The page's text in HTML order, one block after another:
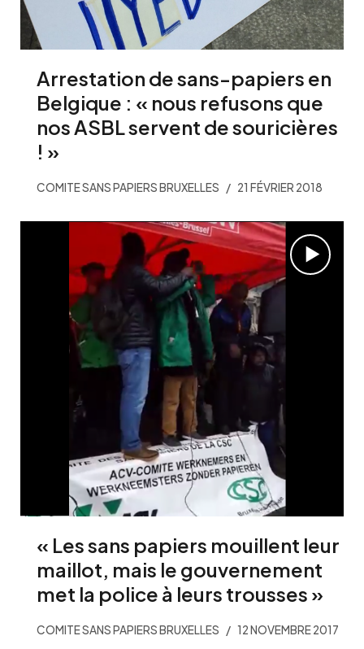
Arrestation de sans-papiers en
Belgique : « nous refusons que
nos ASBL servent de souricières
! »
COMITE SANS PAPIERS BRUXELLES 21 FÉVRIER 2018
« Les sans papiers mouillent leur
maillot, mais le gouvernement
met la police à leurs trousses »
COMITE SANS PAPIERS BRUXELLES 12 NOVEMBRE 2017